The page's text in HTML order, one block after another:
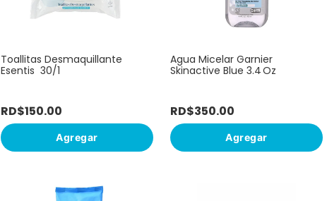
Toallitas Desmaquillante
Esentis 30/1
RD$150.00
Agregar
Agua Micelar Garnier
Skinactive Blue 3.4 Oz
RD$350.00
Agregar